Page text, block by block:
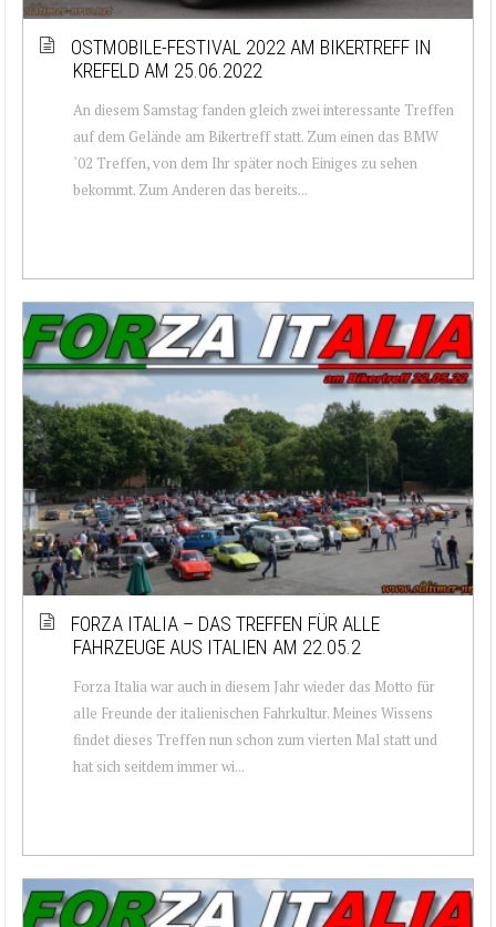
OSTMOBILE-FESTIVAL 2022 AM BIKERTREFF IN
KREFELD AM 25.06.2022
An diesem Samstag fanden gleich zwei interessante Treffen
auf dem Gelände am Bikertreff statt. Zum einen das BMW
`02 Treffen, von dem Ihr später noch Einiges zu sehen
bekommt. Zum Anderen das bereits...
FORZA ITALIA – DAS TREFFEN FÜR ALLE
FAHRZEUGE AUS ITALIEN AM 22.05.2
Forza Italia war auch in diesem Jahr wieder das Motto für
alle Freunde der italienischen Fahrkultur. Meines Wissens
findet dieses Treffen nun schon zum vierten Mal statt und
hat sich seitdem immer wi...